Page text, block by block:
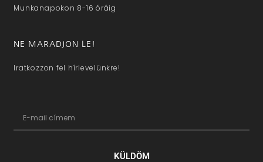
Munkanapokon 8-16 óráig
NE MARADJON LE!
Iratkozzon fel hírlevelünkre!
KÜLDÖM